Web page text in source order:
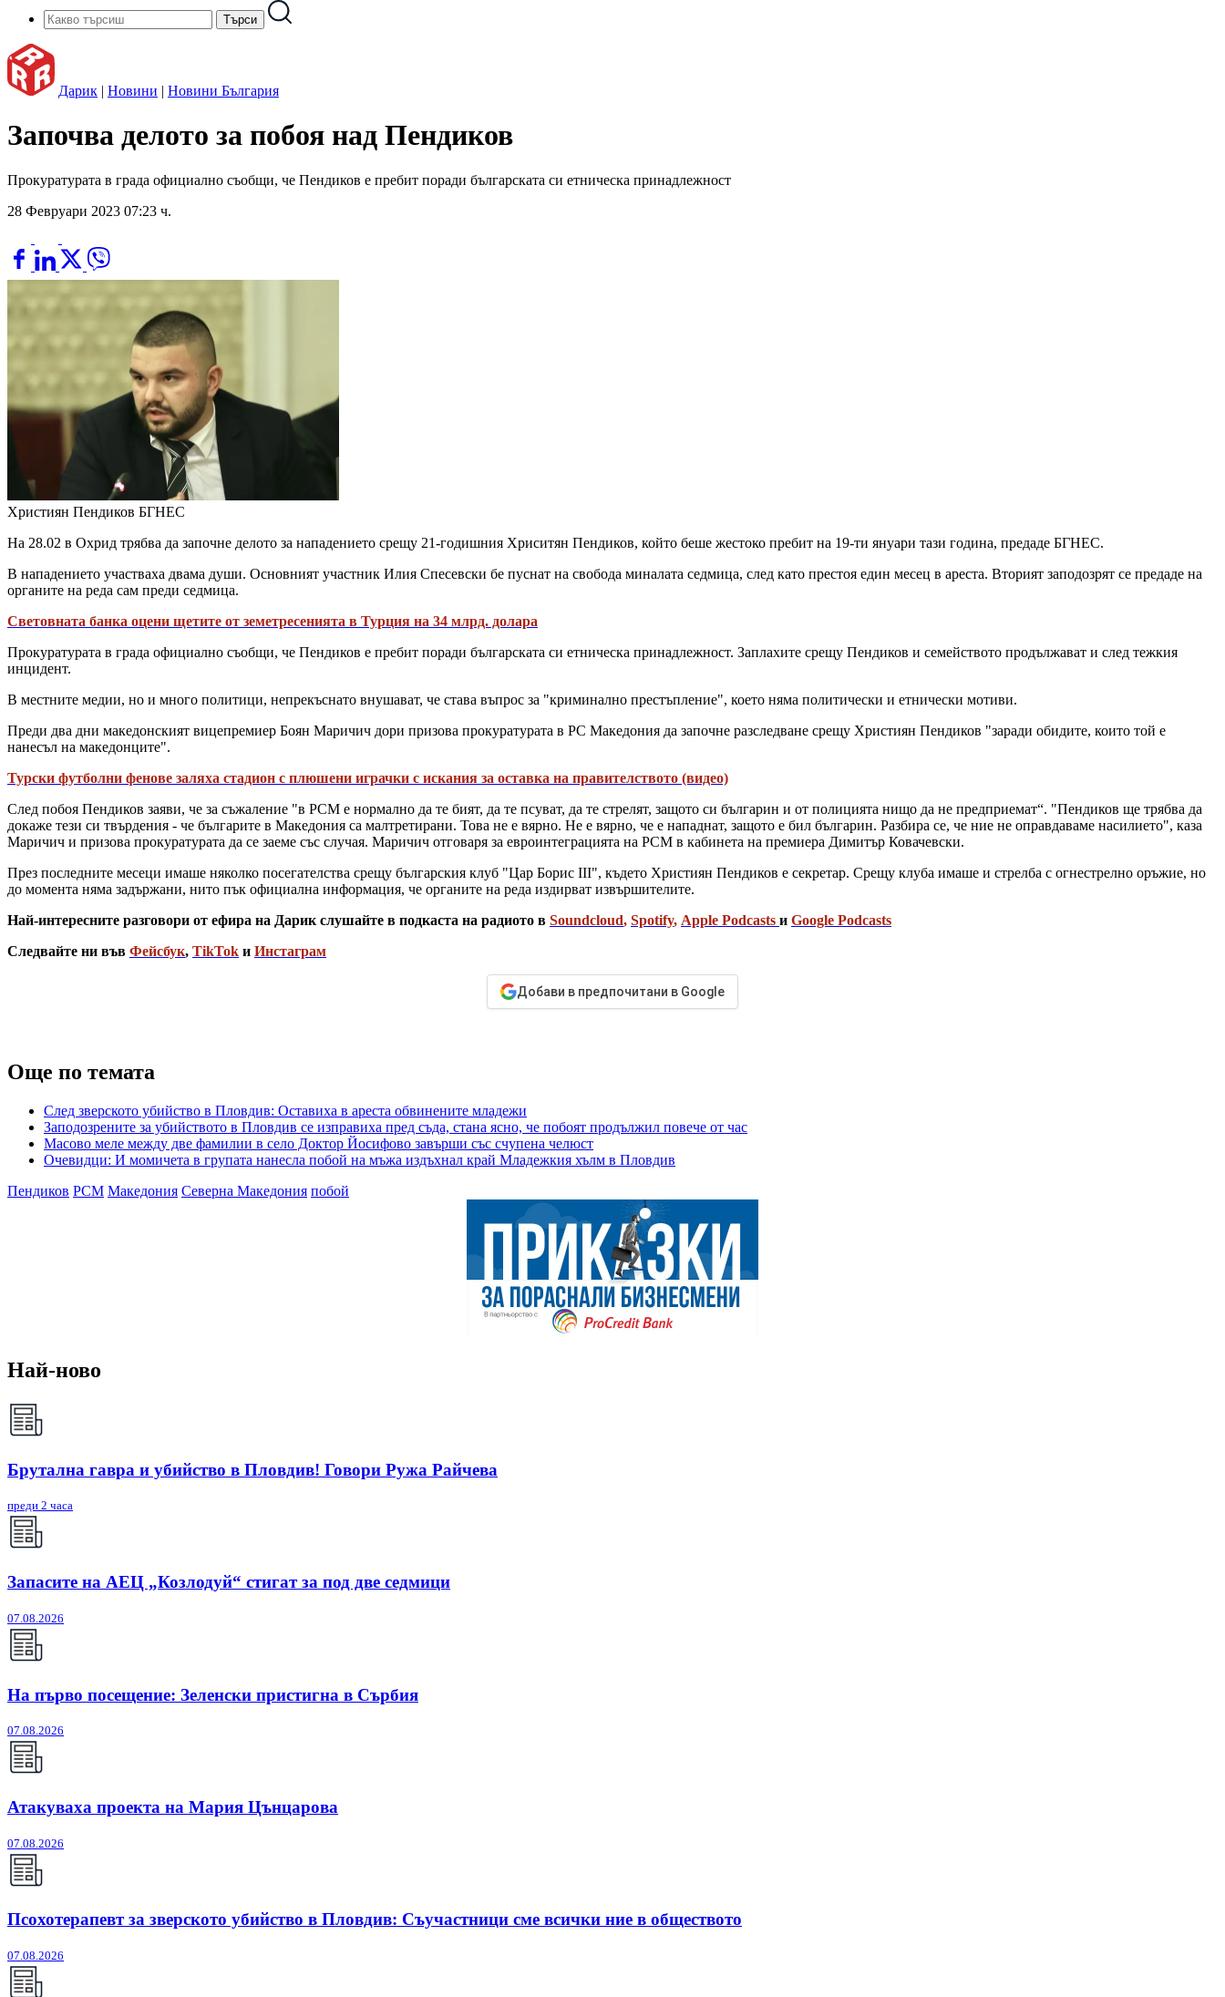
Дарик | Новини | Новини България
Започва делото за побоя над Пендиков
Прокуратурата в града официално съобщи, че Пендиков е пребит поради българската си етническа принадлежност
28 Февруари 2023 07:23 ч.
Християн Пендиков БГНЕС
На 28.02 в Охрид трябва да започне делото за нападението срещу 21-годишния Хриситян Пендиков, който беше жестоко пребит на 19-ти януари тази година, предаде БГНЕС.
В нападението участваха двама души. Основният участник Илия Спесевски бе пуснат на свобода миналата седмица, след като престоя един месец в ареста. Вторият заподозрят се предаде на
органите на реда сам преди седмица.
Световната банка оцени щетите от земетресенията в Турция на 34 млрд. долара
Прокуратурата в града официално съобщи, че Пендиков е пребит поради българската си етническа принадлежност. Заплахите срещу Пендиков и семейството продължават и след тежкия
инцидент.
В местните медии, но и много политици, непрекъснато внушават, че става въпрос за "криминално престъпление", което няма политически и етнически мотиви.
Преди два дни македонският вицепремиер Боян Маричич дори призова прокуратурата в РС Македония да започне разследване срещу Християн Пендиков "заради обидите, които той е
нанесъл на македонците".
Турски футболни фенове заляха стадион с плюшени играчки с искания за оставка на правителството (видео)
След побоя Пендиков заяви, че за съжаление "в РСМ е нормално да те бият, да те псуват, да те стрелят, защото си българин и от полицията нищо да не предприемат“. "Пендиков ще трябва да
докаже тези си твърдения - че българите в Македония са малтретирани. Това не е вярно. Не е вярно, че е нападнат, защото е бил българин. Разбира се, че ние не оправдаваме насилието", каза
Маричич и призова прокуратурата да се заеме със случая. Маричич отговаря за евроинтеграцията на РСМ в кабинета на премиера Димитър Ковачевски.
През последните месеци имаше няколко посегателства срещу българския клуб "Цар Борис III", където Християн Пендиков е секретар. Срещу клуба имаше и стрелба с огнестрелно оръжие, но
до момента няма задържани, нито пък официална информация, че органите на реда издирват извършителите.
Най-интересните разговори от ефира на Дарик слушайте в подкаста на радиото в Soundcloud, Spotify, Apple Podcasts и Google Podcasts
Следвайте ни във Фейсбук, TikTok и Инстаграм
Добави в предпочитани в Google
Още по темата
След зверското убийство в Пловдив: Оставиха в ареста обвинените младежи
Заподозрените за убийството в Пловдив се изправиха пред съда, стана ясно, че побоят продължил повече от час
Масово меле между две фамилии в село Доктор Йосифово завърши със счупена челюст
Очевидци: И момичета в групата нанесла побой на мъжа издъхнал край Младежкия хълм в Пловдив
Пендиков РСМ Македония Северна Македония побой
Най-ново
Брутална гавра и убийство в Пловдив! Говори Ружа Райчева
преди 2 часа
Запасите на АЕЦ „Козлодуй“ стигат за под две седмици
07.08.2026
На първо посещение: Зеленски пристигна в Сърбия
07.08.2026
Атакуваха проекта на Мария Цънцарова
07.08.2026
Псохотерапевт за зверското убийство в Пловдив: Съучастници сме всички ние в обществото
07.08.2026